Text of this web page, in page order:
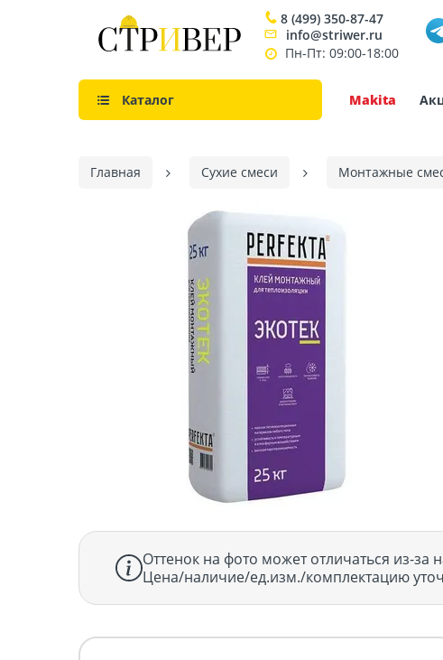
8 (499) 350-87-47
info@striwer.ru
Пн-Пт: 09:00-18:00
Каталог Makita
Главная Сухие смеси Монтажные
Оттенок на фото может отличаться из-за
Цена/наличие/ед.изм./комплектацию